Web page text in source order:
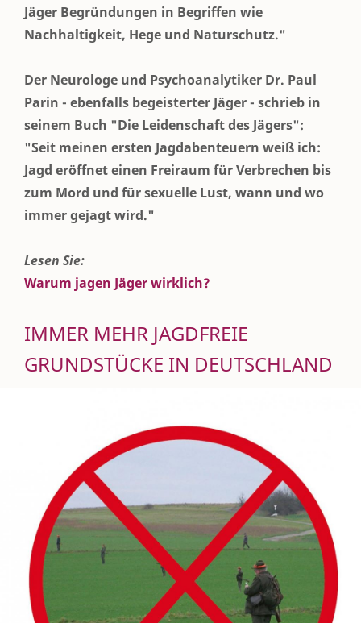
Jäger Begründungen in Begriffen wie
Nachhaltigkeit, Hege und Naturschutz."
Der Neurologe und Psychoanalytiker Dr. Paul
Parin - ebenfalls begeisterter Jäger - schrieb in
seinem Buch "Die Leidenschaft des Jägers":
"Seit meinen ersten Jagdabenteuern weiß ich:
Jagd eröffnet einen Freiraum für Verbrechen bis
zum Mord und für sexuelle Lust, wann und wo
immer gejagt wird."
Lesen Sie:
Warum jagen Jäger wirklich?
IMMER MEHR JAGDFREIE
GRUNDSTÜCKE IN DEUTSCHLAND